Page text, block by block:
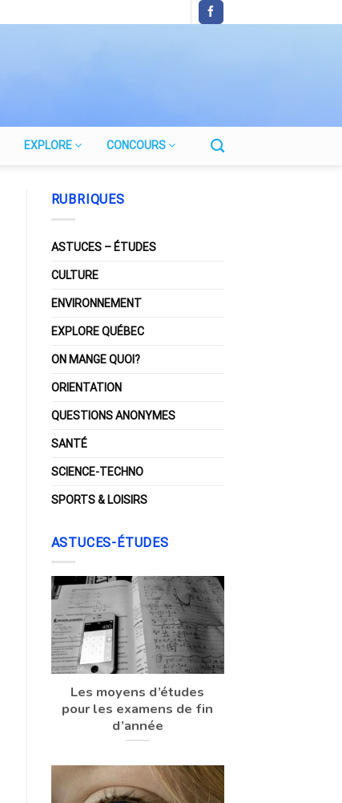
EXPLORE CONCOURS
RUBRIQUES
ASTUCES – ÉTUDES
CULTURE
ENVIRONNEMENT
EXPLORE QUÉBEC
ON MANGE QUOI?
ORIENTATION
QUESTIONS ANONYMES
SANTÉ
SCIENCE-TECHNO
SPORTS & LOISIRS
ASTUCES-ÉTUDES
Les moyens d’études
pour les examens de fin
d’année